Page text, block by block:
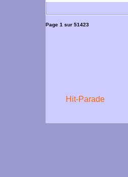
Page 1 sur 51423